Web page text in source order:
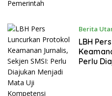
Berita
LBH
Keamanan
Perlu